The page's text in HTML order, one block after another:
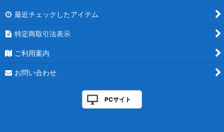
最近チェックしたアイテム
特定商取引法表示
ご利用案内
お問い合わせ
PCサイト